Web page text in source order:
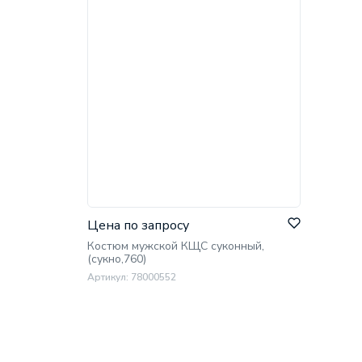
Цена по запросу
Костюм мужской КЩС суконный,
(сукно,760)
Артикул: 78000552